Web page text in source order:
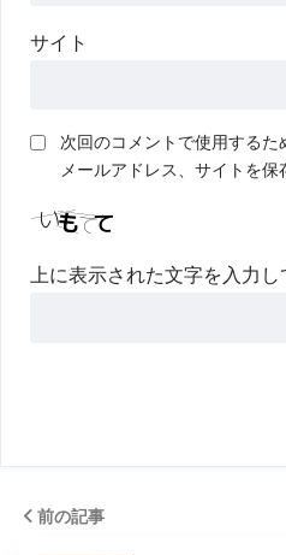
サイト
次回のコメントで使用するた
メールアドレス、サイトを保
上に表示された文字を入力し
前の記事